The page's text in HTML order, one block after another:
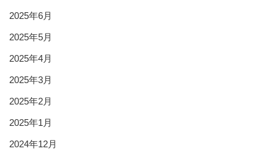
2025年6月
2025年5月
2025年4月
2025年3月
2025年2月
2025年1月
2024年12月